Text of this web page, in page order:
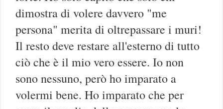
dimostra di volere davvero "me
persona" merita di oltrepassare i muri!
Il resto deve restare all'esterno di tutto
ciò che è il mio vero essere. Io non
sono nessuno, però ho imparato a
volermi bene. Ho imparato che per